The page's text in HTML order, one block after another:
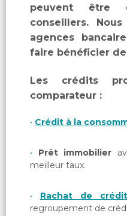
peuvent être
conseillers.
agences
faire bénéficier
Les crédits
comparateur :
Crédit à la
Prêt immobilier
meilleur taux.
Rachat de crédit
regroupement de